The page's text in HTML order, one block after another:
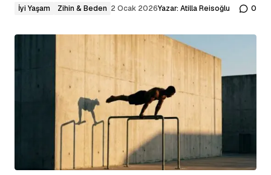
İyi Yaşam Zihin & Beden 2 Ocak 2026Yazar: Atilla Reisoğlu 0